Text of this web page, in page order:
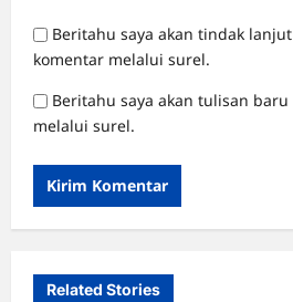
Beritahu saya akan tindak lanjut
komentar melalui surel.
Beritahu saya akan tulisan baru
melalui surel.
Related Stories